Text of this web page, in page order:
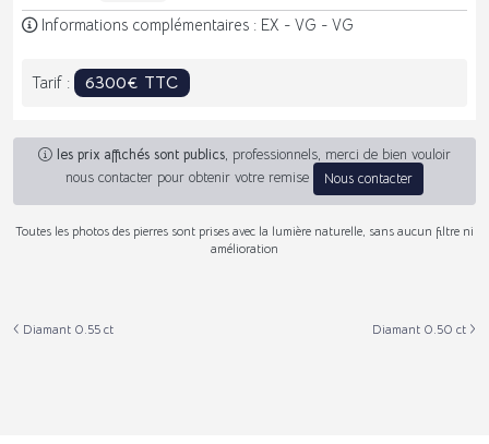
Informations complémentaires : EX - VG - VG
Tarif : 6300€ TTC
les prix affichés sont publics, professionnels, merci de bien vouloir
nous contacter pour obtenir votre remise
Nous contacter
Toutes les photos des pierres sont prises avec la lumière naturelle, sans aucun filtre ni
amélioration
Diamant 0.55 ct Diamant 0.50 ct